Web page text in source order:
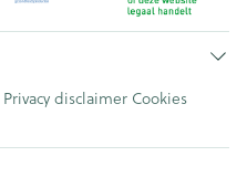
Privacy disclaimer Cookies